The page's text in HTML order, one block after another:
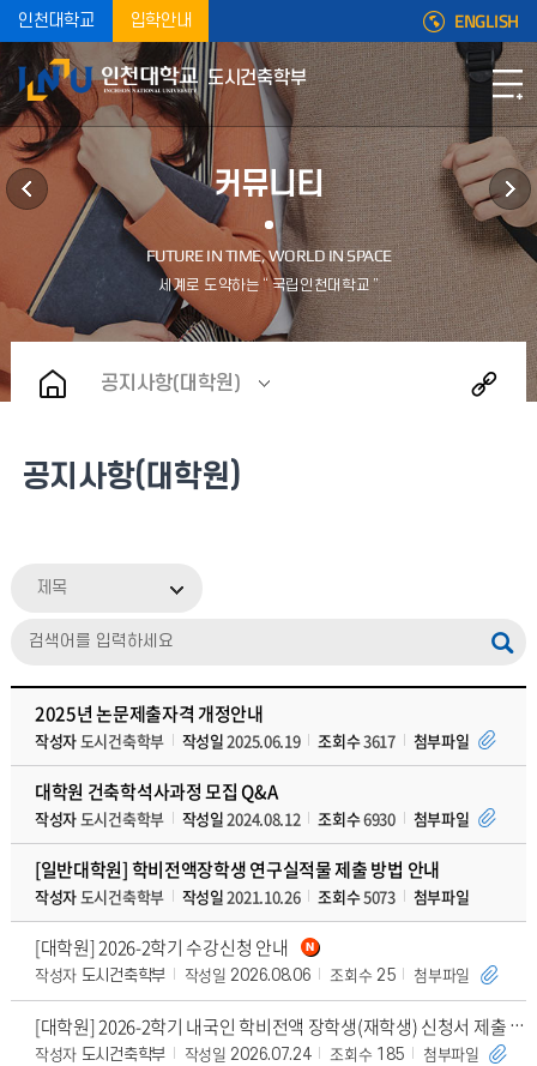
인천대학교 입학안내 ENGLISH
도시건축학부
커뮤니티
공지사항(대학원)
공지사항(대학원)
제목
2025년 논문제출자격 개정안내
작성자도시건축학부 작성일2025.06.19 조회수3617 첨부파일
대학원 건축학석사과정 모집 Q&A
작성자도시건축학부 작성일2024.08.12 조회수6930 첨부파일
[일반대학원] 학비전액장학생 연구실적물 제출 방법 안내
작성자도시건축학부 작성일2021.10.26 조회수5073 첨부파일
[대학원] 2026-2학기 수강신청 안내
작성자 도시건축학부 작성일 2026.08.06 조회수 25 첨부파일
[대학원] 2026-2학기 내국인 학비전액 장학생(재학생) 신청서 제출 안내
작성자 도시건축학부 작성일 2026.07.24 조회수 185 첨부파일